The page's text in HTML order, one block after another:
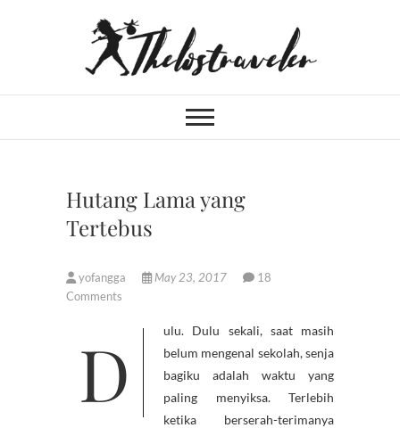
An Independent
Traveler
Hutang Lama yang
Tertebus
yofangga May 23, 2017
18
Comments
Dulu. Dulu sekali, saat masih
belum mengenal sekolah, senja
bagiku adalah waktu yang
paling menyiksa. Terlebih
ketika berserah-terimanya